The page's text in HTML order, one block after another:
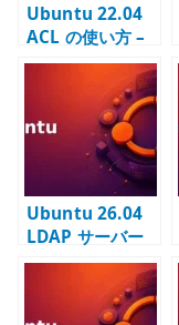
Ubuntu 22.04
ACL の使い方 –
setfacl /
getfacl で権限を
追加する
Ubuntu 26.04
LDAP サーバー
の基本設定 – 389
Server でディレ